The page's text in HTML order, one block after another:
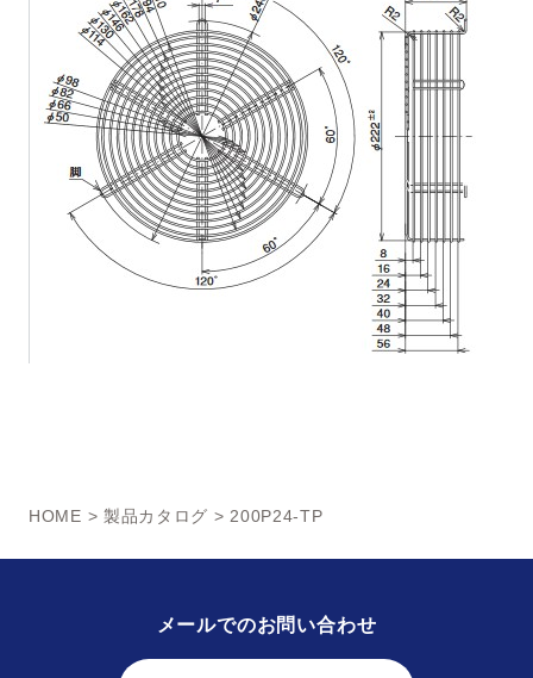
HOME > 製品カタログ > 200P24-TP
メールでのお問い合わせ